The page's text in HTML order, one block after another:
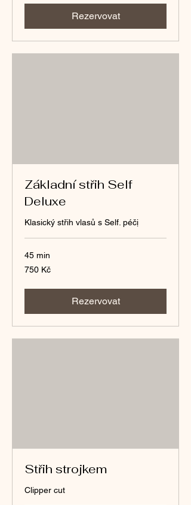
Rezervovat
Základní střih Self
Deluxe
Klasický střih vlasů s Self. péčị
45 min
750
českých
750 Kč
Rezervovat
Střih strojkem
Clipper cut